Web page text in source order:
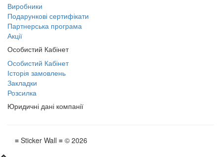
Виробники
Подарункові сертифікати
Партнерська програма
Акції
Особистий Кабінет
Особистий Кабінет
Історія замовлень
Закладки
Розсилка
Юридичні дані компанії
≡ Sticker Wall ≡ © 2026